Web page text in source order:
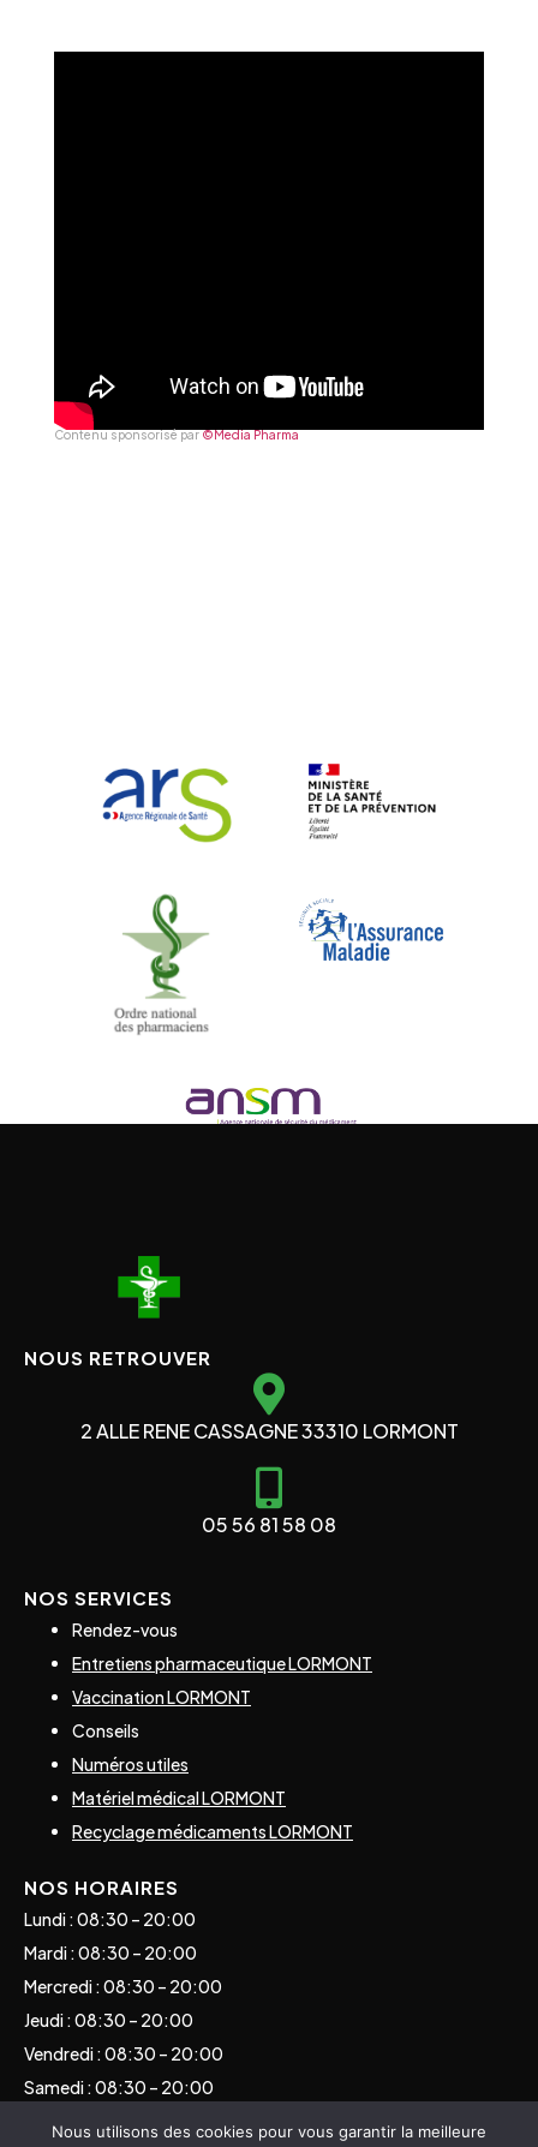
Contenu sponsorisé par©Media Pharma
NOUS RETROUVER
2 ALLE RENE CASSAGNE 33310 LORMONT
05 56 81 58 08
NOS SERVICES
Rendez-vous
Entretiens pharmaceutique LORMONT
Vaccination LORMONT
Conseils
Numéros utiles
Matériel médical LORMONT
Recyclage médicaments LORMONT
NOS HORAIRES
Lundi : 08:30 – 20:00
Mardi : 08:30 – 20:00
Mercredi : 08:30 – 20:00
Jeudi : 08:30 – 20:00
Vendredi : 08:30 – 20:00
Samedi : 08:30 – 20:00
Dimanche : Consulter les gardes
Nous utilisons des cookies pour vous garantir la meilleure